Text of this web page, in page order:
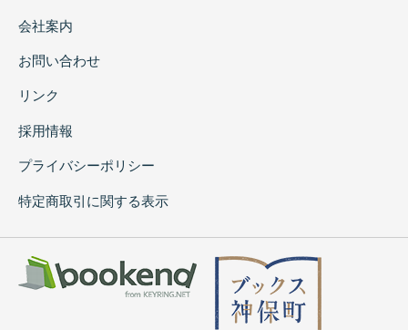
会社案内
お問い合わせ
リンク
採用情報
プライバシーポリシー
特定商取引に関する表示